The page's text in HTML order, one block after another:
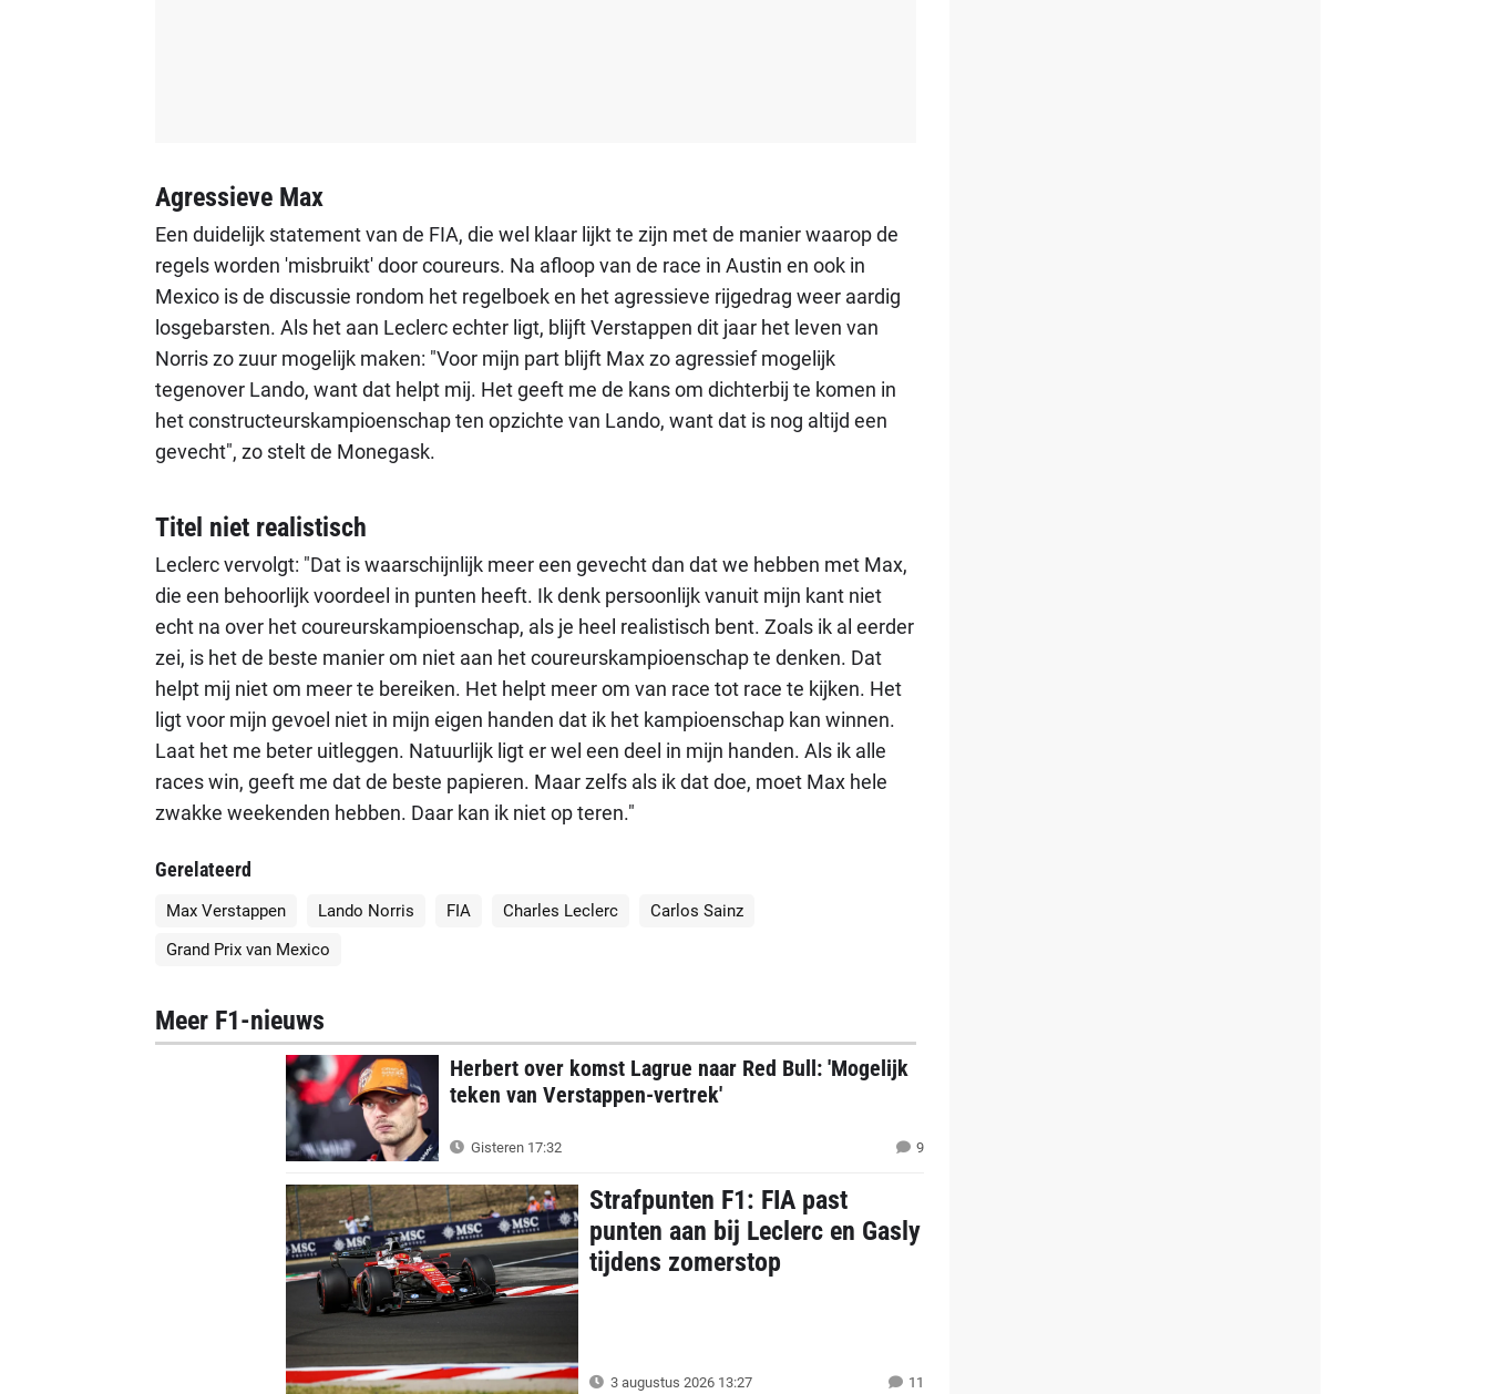
Agressieve Max
Een duidelijk statement van de FIA, die wel klaar lijkt te zijn met de manier waarop de
regels worden 'misbruikt' door coureurs. Na afloop van de race in Austin en ook in
Mexico is de discussie rondom het regelboek en het agressieve rijgedrag weer aardig
losgebarsten. Als het aan Leclerc echter ligt, blijft Verstappen dit jaar het leven van
Norris zo zuur mogelijk maken: "Voor mijn part blijft Max zo agressief mogelijk
tegenover Lando, want dat helpt mij. Het geeft me de kans om dichterbij te komen in
het constructeurskampioenschap ten opzichte van Lando, want dat is nog altijd een
gevecht", zo stelt de Monegask.
Titel niet realistisch
Leclerc vervolgt: "Dat is waarschijnlijk meer een gevecht dan dat we hebben met Max,
die een behoorlijk voordeel in punten heeft. Ik denk persoonlijk vanuit mijn kant niet
echt na over het coureurskampioenschap, als je heel realistisch bent. Zoals ik al eerder
zei, is het de beste manier om niet aan het coureurskampioenschap te denken. Dat
helpt mij niet om meer te bereiken. Het helpt meer om van race tot race te kijken. Het
ligt voor mijn gevoel niet in mijn eigen handen dat ik het kampioenschap kan winnen.
Laat het me beter uitleggen. Natuurlijk ligt er wel een deel in mijn handen. Als ik alle
races win, geeft me dat de beste papieren. Maar zelfs als ik dat doe, moet Max hele
zwakke weekenden hebben. Daar kan ik niet op teren."
Gerelateerd
Max Verstappen Lando Norris FIA Charles Leclerc
Carlos Sainz
Grand Prix van Mexico
Meer F1-nieuws
Herbert over komst Lagrue naar Red Bull: 'Mogelijk
teken van Verstappen-vertrek'
Gisteren 17:32 9
Strafpunten F1: FIA past
punten aan bij Leclerc en Gasly
tijdens zomerstop
3 augustus 2026 13:27 11